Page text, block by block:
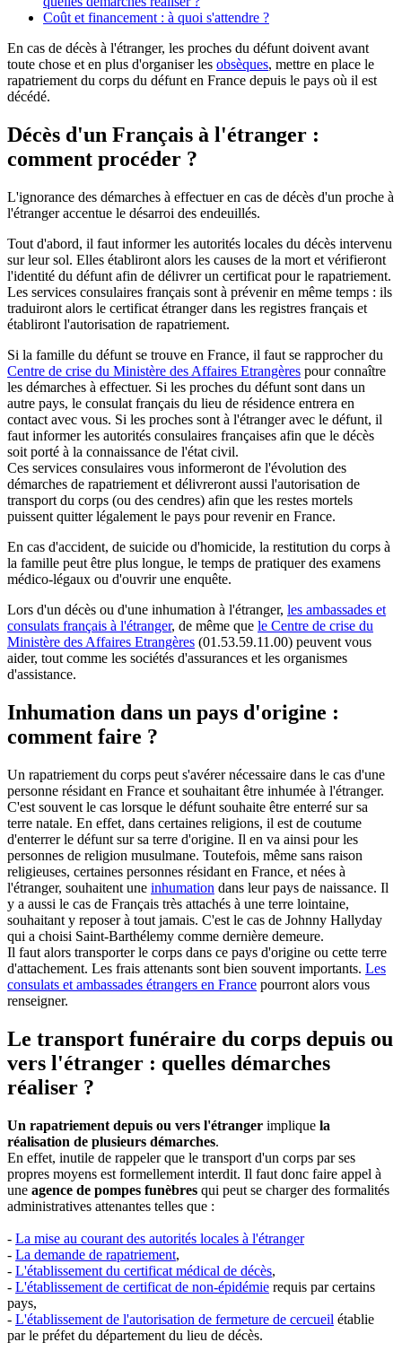
Coût et financement : à quoi s'attendre ?
En cas de décès à l'étranger, les proches du défunt doivent avant
toute chose et en plus d'organiser les obsèques, mettre en place le
rapatriement du corps du défunt en France depuis le pays où il est
décédé.
Décès d'un Français à l'étranger :
comment procéder ?
L'ignorance des démarches à effectuer en cas de décès d'un proche à
l'étranger accentue le désarroi des endeuillés.
Tout d'abord, il faut informer les autorités locales du décès intervenu
sur leur sol. Elles établiront alors les causes de la mort et vérifieront
l'identité du défunt afin de délivrer un certificat pour le rapatriement.
Les services consulaires français sont à prévenir en même temps : ils
traduiront alors le certificat étranger dans les registres français et
établiront l'autorisation de rapatriement.
Si la famille du défunt se trouve en France, il faut se rapprocher du
Centre de crise du Ministère des Affaires Etrangères pour connaître
les démarches à effectuer. Si les proches du défunt sont dans un
autre pays, le consulat français du lieu de résidence entrera en
contact avec vous. Si les proches sont à l'étranger avec le défunt, il
faut informer les autorités consulaires françaises afin que le décès
soit porté à la connaissance de l'état civil.
Ces services consulaires vous informeront de l'évolution des
démarches de rapatriement et délivreront aussi l'autorisation de
transport du corps (ou des cendres) afin que les restes mortels
puissent quitter légalement le pays pour revenir en France.
En cas d'accident, de suicide ou d'homicide, la restitution du corps à
la famille peut être plus longue, le temps de pratiquer des examens
médico-légaux ou d'ouvrir une enquête.
Lors d'un décès ou d'une inhumation à l'étranger, les ambassades et
consulats français à l'étranger, de même que le Centre de crise du
Ministère des Affaires Etrangères (01.53.59.11.00) peuvent vous
aider, tout comme les sociétés d'assurances et les organismes
d'assistance.
Inhumation dans un pays d'origine :
comment faire ?
Un rapatriement du corps peut s'avérer nécessaire dans le cas d'une
personne résidant en France et souhaitant être inhumée à l'étranger.
C'est souvent le cas lorsque le défunt souhaite être enterré sur sa
terre natale. En effet, dans certaines religions, il est de coutume
d'enterrer le défunt sur sa terre d'origine. Il en va ainsi pour les
personnes de religion musulmane. Toutefois, même sans raison
religieuses, certaines personnes résidant en France, et nées à
l'étranger, souhaitent une inhumation dans leur pays de naissance. Il
y a aussi le cas de Français très attachés à une terre lointaine,
souhaitant y reposer à tout jamais. C'est le cas de Johnny Hallyday
qui a choisi Saint-Barthélemy comme dernière demeure.
Il faut alors transporter le corps dans ce pays d'origine ou cette terre
d'attachement. Les frais attenants sont bien souvent importants. Les
consulats et ambassades étrangers en France pourront alors vous
renseigner.
Le transport funéraire du corps depuis ou
vers l'étranger : quelles démarches
réaliser ?
Un rapatriement depuis ou vers l'étranger implique la
réalisation de plusieurs démarches.
En effet, inutile de rappeler que le transport d'un corps par ses
propres moyens est formellement interdit. Il faut donc faire appel à
une agence de pompes funèbres qui peut se charger des formalités
administratives attenantes telles que :
- La mise au courant des autorités locales à l'étranger
- La demande de rapatriement,
- L'établissement du certificat médical de décès,
- L'établissement de certificat de non-épidémie requis par certains
pays,
- L'établissement de l'autorisation de fermeture de cercueil établie
par le préfet du département du lieu de décès.